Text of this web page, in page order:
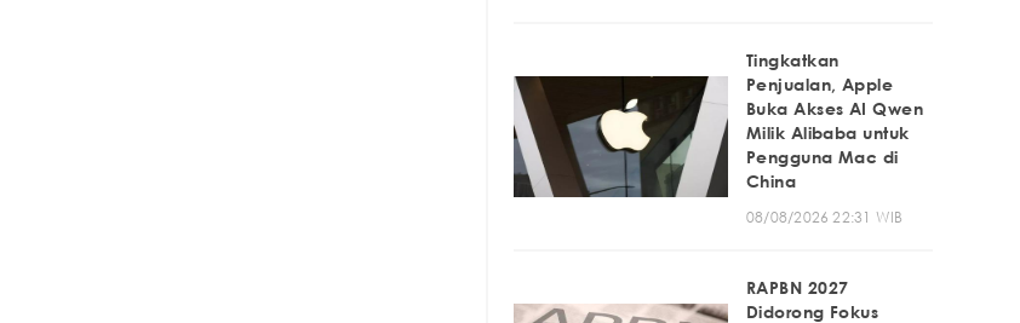
Tingkatkan
Penjualan, Apple
Buka Akses AI Qwen
Milik Alibaba untuk
Pengguna Mac di
China
08/08/2026 22:31 WIB
RAPBN 2027
Didorong Fokus